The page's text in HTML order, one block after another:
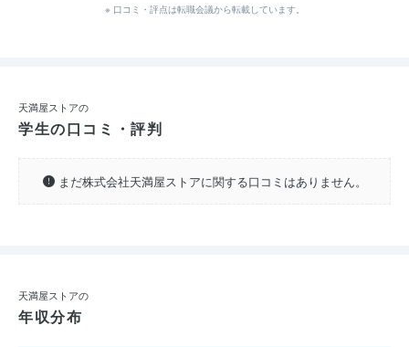
※ 口コミ・評点は転職会議から転載しています。
天満屋ストアの
学生の口コミ・評判
まだ株式会社天満屋ストアに関する口コミはありません。
天満屋ストアの
年収分布